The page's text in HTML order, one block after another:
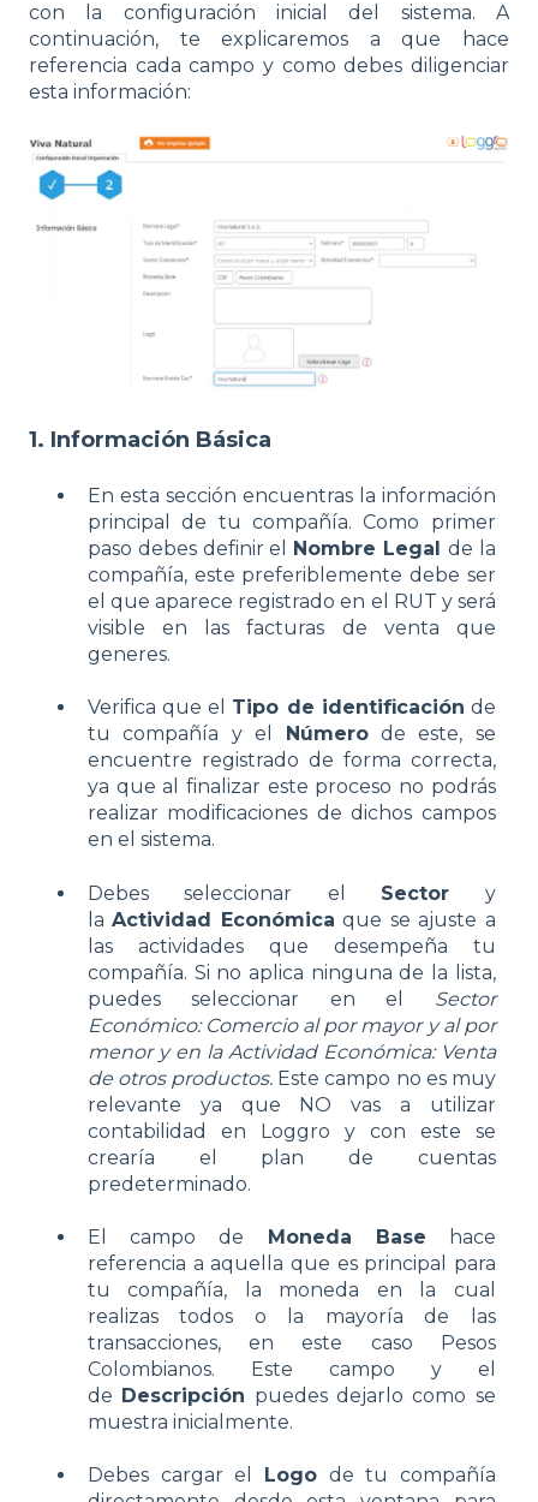
con la configuración inicial del sistema. A
continuación, te explicaremos a que hace
referencia cada campo y como debes diligenciar
esta información:
1. Información Básica
En esta sección encuentras la información
principal de tu compañía. Como primer
paso debes definir el Nombre Legal de la
compañía, este preferiblemente debe ser
el que aparece registrado en el RUT y será
visible en las facturas de venta que
generes.
Verifica que el Tipo de identificación de
tu compañía y el
Númerode este, se
encuentre registrado de forma correcta,
ya que al finalizar este proceso no podrás
realizar modificaciones de dichos campos
en el sistema.
Debes seleccionar el Sector y
laActividad Económica que se ajuste a
las actividades que desempeña tu
compañía. Si no aplica ninguna de la lista,
puedes seleccionar en el Sector
Económico: Comercio al por mayor y al por
menor y en la Actividad Económica: Venta
de otros productos. Este campo no es muy
relevante ya que NO vas a utilizar
contabilidad en Loggro y con este se
crearía el plan de cuentas
predeterminado.
El campo de Moneda Base hace
referencia a aquella que es principal para
tu compañía, la moneda en la cual
realizas todos o la mayoría de las
transacciones, en este caso Pesos
Colombianos. Este campo y el
de Descripción puedes dejarlo como se
muestra inicialmente.
Debes cargar el Logode tu compañía